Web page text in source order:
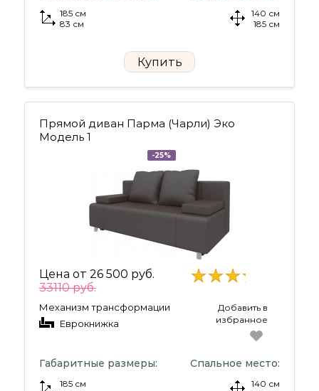
185 см
83 см
140 см
185 см
Купить
Прямой диван Парма (Чарли) Эко
Модель 1
-25%
Цена от 26 500 руб.
33110 руб.
Механизм трансформации
Еврокнижка
Добавить в
избранное
Габаритные размеры:
185 см
Спальное место:
140 см